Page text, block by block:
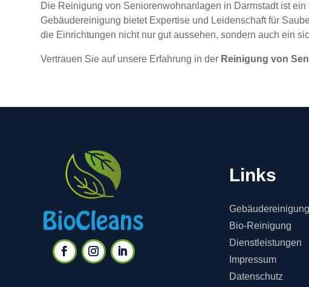
Die Reinigung von Seniorenwohnanlagen in Darmstadt ist
Gebäudereinigung bietet Expertise und Leidenschaft für
die Einrichtungen nicht nur gut aussehen, sondern auch ein
Vertrauen Sie auf unsere Erfahrung in der Reinigung von
Links
Bio-Reinigung
Dienstleistungen
Impressum
Datenschutz